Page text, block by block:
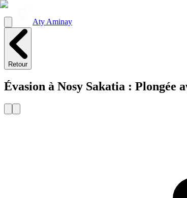
Aty Aminay
Retour
Évasion à Nosy Sakatia : Plongée